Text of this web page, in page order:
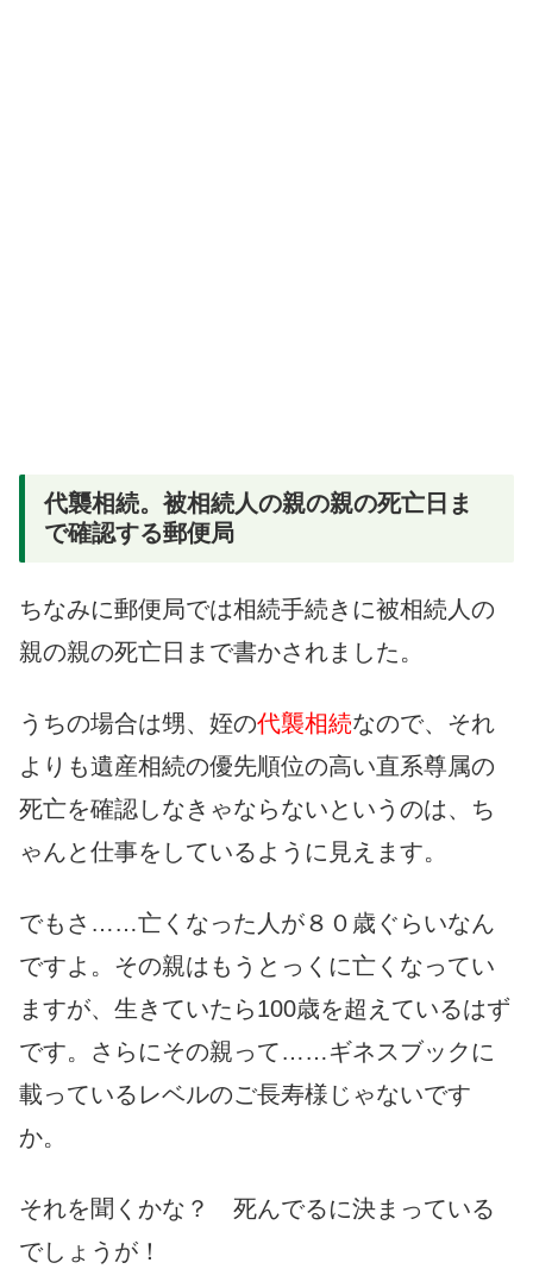
代襲相続。被相続人の親の親の死亡日ま
で確認する郵便局
ちなみに郵便局では相続手続きに被相続人の
親の親の死亡日まで書かされました。
うちの場合は甥、姪の代襲相続なので、それ
よりも遺産相続の優先順位の高い直系尊属の
死亡を確認しなきゃならないというのは、ち
ゃんと仕事をしているように見えます。
でもさ……亡くなった人が８０歳ぐらいなん
ですよ。その親はもうとっくに亡くなってい
ますが、生きていたら100歳を超えているはず
です。さらにその親って……ギネスブックに
載っているレベルのご長寿様じゃないです
か。
それを聞くかな？ 死んでるに決まっている
でしょうが！